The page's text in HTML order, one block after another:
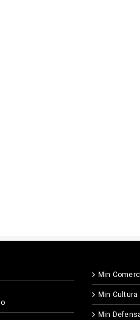
Min
Min Cultura
Min